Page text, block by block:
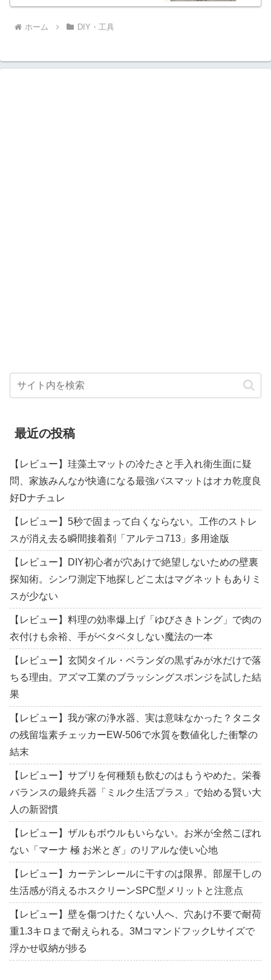
ホーム DIY・工具
最近の投稿
【レビュー】珪藻土マットの冷たさと手入れ衛生面に疑
問、家族みんなが快適になる最強バスマットはオカ乾度良
好Dナチュレ
【レビュー】5秒で固まって白くならない。工作のストレ
スが消え去る瞬間接着剤「アルテコ713」多用途版
【レビュー】DIY初心者が穴あけで絶望しないための壁裏
探知術。シンワ測定下地探しどこ太はマグネットもありミ
スが少ない
【レビュー】料理の効率爆上げ「ゆびさきトング」で肉の
衣付けも余裕、手がベタベタしない魔法の一本
【レビュー】玄関タイル・ベランダの黒ずみが水だけで落
ちる理由。アズマ工業のブラッシングスポンジを試した結
果
【レビュー】我が家の浄水器、実は意味なかった？タニタ
の残留塩素チェッカーEW-506で水質を数値化した衝撃の
結末
【レビュー】サプリを何種類も飲むのはもうやめた。栄養
バランスの最終兵器「ミルク生活プラス」で始める賢い大
人の新習慣
【レビュー】ザルもボウルもいらない。お米が全然こぼれ
ない「マーナ 極 お米とぎ」のリアルな使い心地
【レビュー】カーテンレールに干すのは限界。部屋干しの
生活感が消えるホスクリーンSPC型メリットと注意点
【レビュー】壁を傷つけたくない人へ、穴あけ不要で耐荷
重1.3キロまで耐えられる。3MコマンドフックLサイズで
浮かせ収納が捗る